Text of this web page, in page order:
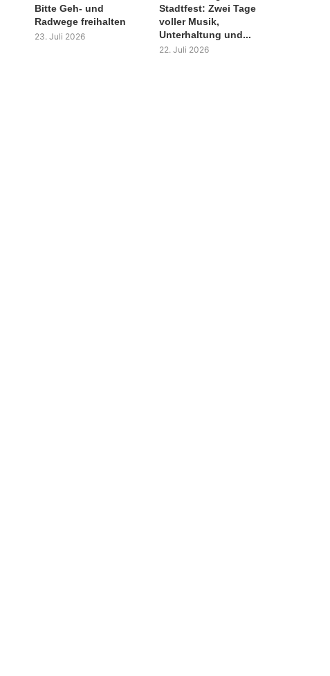
Bitte Geh- und
Radwege freihalten
23. Juli 2026
Stadtfest: Zwei Tage
voller Musik,
Unterhaltung und...
22. Juli 2026